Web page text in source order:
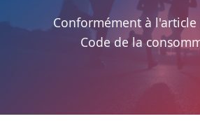
Conformément à l'article
Code de la